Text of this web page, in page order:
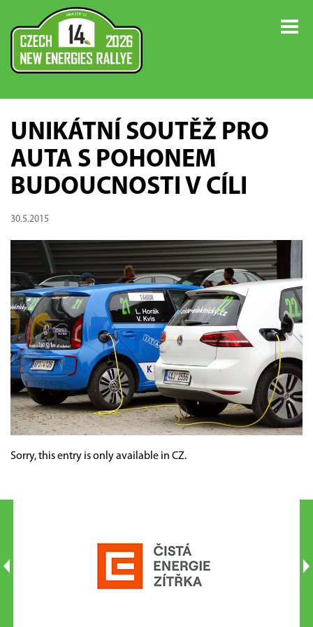
UNIKÁTNÍ SOUTĚŽ PRO
AUTA S POHONEM
BUDOUCNOSTI V CÍLI
30.5.2015
Sorry, this entry is only available in CZ.